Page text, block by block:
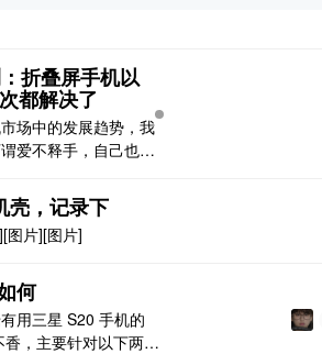
折叠屏手机以
都解决了
场中的发展趋势，我
爱不释手，自己也购
荐折叠屏手机时，总
过小范围调研后，我
顾虑主要集中在较高
壳，记录下
图片][图片]
何
用三星 S20 手机的
，主要针对以下两